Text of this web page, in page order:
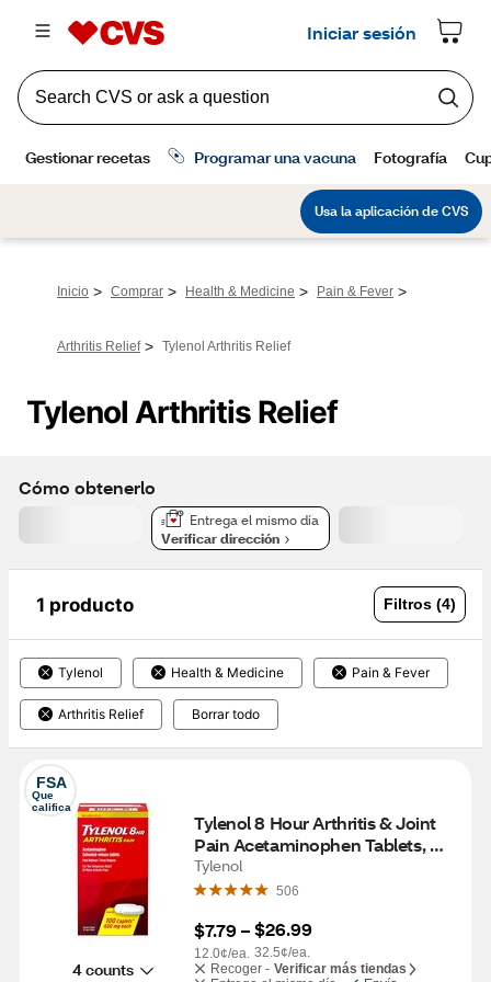
Inicio > Comprar > Health & Medicine > Pain & Fever >
Arthritis Relief > Tylenol Arthritis Relief
Tylenol Arthritis Relief
Cómo obtenerlo
Entrega el mismo día
Verificar dirección
1 producto Filtros (4)
Tylenol Health & Medicine Pain & Fever
Arthritis Relief Borrar todo
FSA
Que
califica
4 counts
Tylenol 8 Hour Arthritis & Joint
Pain Acetaminophen Tablets,
100 CT
Tylenol
506
$7.79 –
12.0¢/ea.
$26.99
32.5¢/ea.
Recoger - Verificar más tiendas